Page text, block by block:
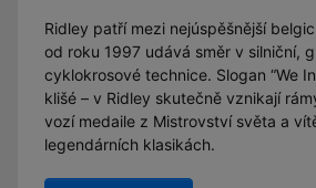
Ridley patří mezi nejúspěšnější
od roku 1997 udává směr v silniční,
cyklokrosové technice. Slogan “We
klišé – v Ridley skutečně vznikají
vozí medaile z Mistrovství světa a
legendárních klasikách.